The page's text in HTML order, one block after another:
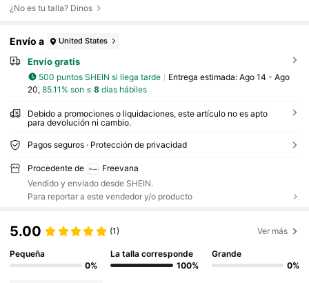
¿No es tu talla? Dinos
Envío a United States
Envío gratis
500 puntos SHEIN si llega tarde Entrega estimada: Ago 14 - Ago
20, 85.11% son ≤ 8días hábiles
Debido a promociones o liquidaciones, este artículo no es apto
para devolución ni cambio.
Pagos seguros · Protección de privacidad
Procedente de
Freevana
Vendido y enviado desde SHEIN.
Para reportar a este vendedor y/o producto
5.00 (1) Ver más
Pequeña
0%
La talla corresponde
100%
Grande
0%